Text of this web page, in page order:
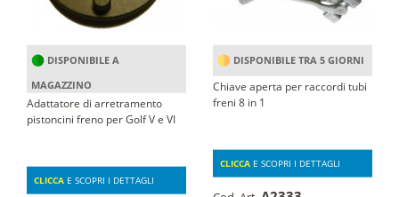
DISPONIBILE A
MAGAZZINO
Adattatore di arretramento
pistoncini freno per Golf V e VI
CLICCA E SCOPRI I DETTAGLI
DISPONIBILE TRA 5 GIORNI
Chiave aperta per raccordi tubi
freni 8 in 1
CLICCA E SCOPRI I DETTAGLI